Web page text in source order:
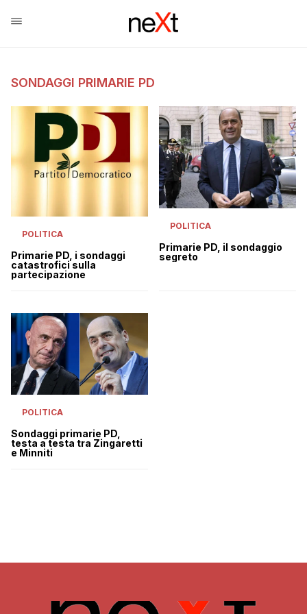
SONDAGGI PRIMARIE PD
POLITICA
Primarie PD, i sondaggi
catastrofici sulla
partecipazione
POLITICA
Primarie PD, il sondaggio
segreto
POLITICA
Sondaggi primarie PD,
testa a testa tra Zingaretti
e Minniti